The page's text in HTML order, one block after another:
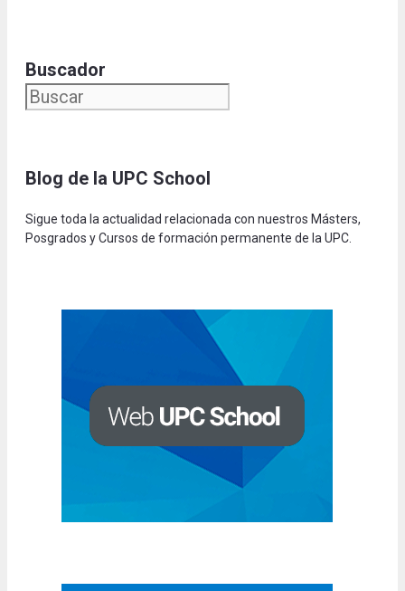
Buscador
Blog de la UPC School
Sigue toda la actualidad relacionada con nuestros Másters,
Posgrados y Cursos de formación permanente de la UPC.